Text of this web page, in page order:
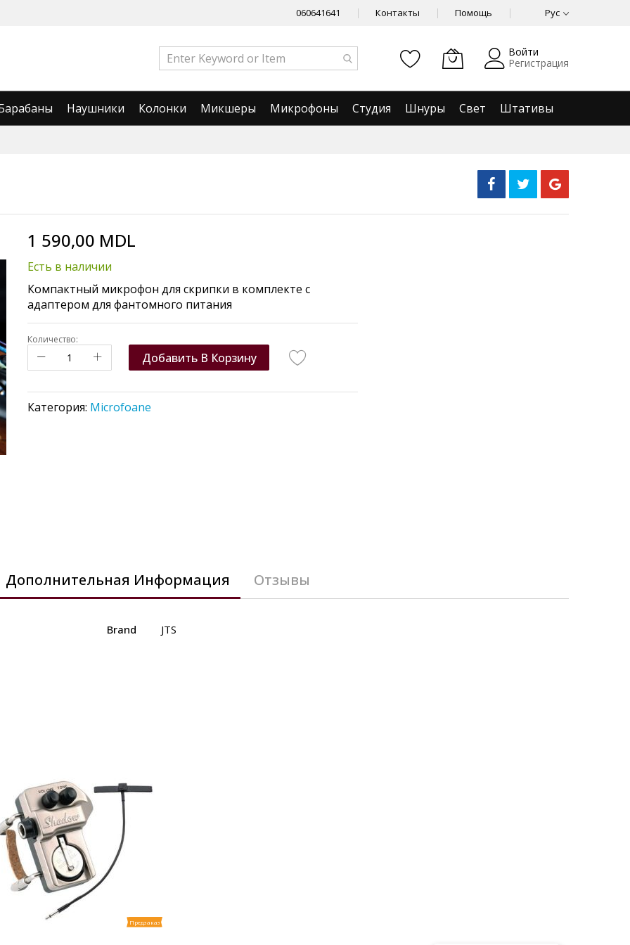
060641641 Контакты Помощь Рус
Войти
Регистрация
Наушники Колонки Микшеры Микрофоны Студия Шнуры Свет
Штативы
1 590,00 MDL
Есть в наличии
Компактный микрофон для скрипки в комплекте с
адаптером для фантомного питания
Количество:
Добавить В Корзину
Категория: Microfoane
Дополнительная Информация
Brand JTS
Отзывы
Предзаказ